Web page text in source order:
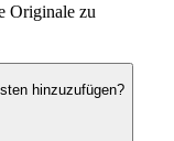
Originale zu
hinzuzufügen?